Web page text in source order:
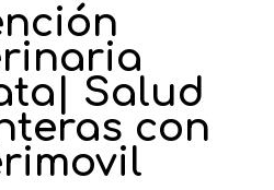
Salud
con